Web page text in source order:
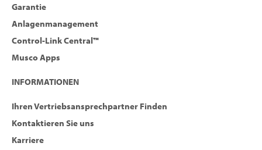
Garantie
Anlagenmanagement
Control-Link Central™
Musco Apps
INFORMATIONEN
Ihren Vertriebsansprechpartner Finden
Kontaktieren Sie uns
Karriere